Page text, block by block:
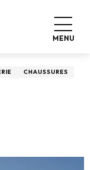
MENU
CHAUSSURES